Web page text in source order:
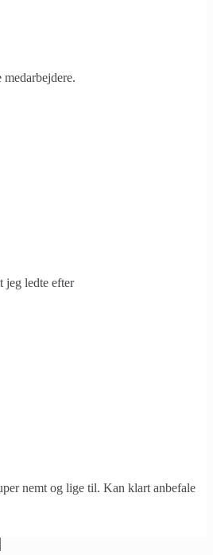
jeg ledte efter
nemt og lige til. Kan klart anbefale